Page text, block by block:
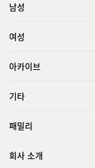
남성
여성
아카이브
기타
패밀리
회사 소개